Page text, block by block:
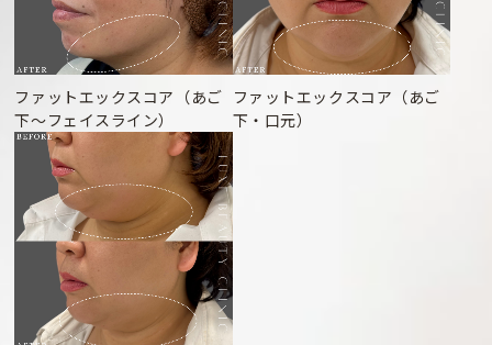
ファットエックスコア（あご
下～フェイスライン）
ファットエックスコア（あご
下・口元）